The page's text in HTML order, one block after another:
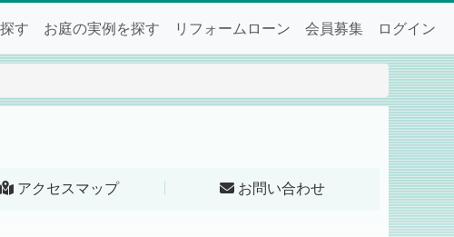
す お庭の実例を探す リフォームローン 会員募集 ログイン
アクセスマップ お問い合わせ